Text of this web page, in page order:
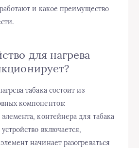
и какое преимущество
для нагрева
табака состоит из
компонентов:
элемента, контейнера для табака
включается,
начинает разогреваться